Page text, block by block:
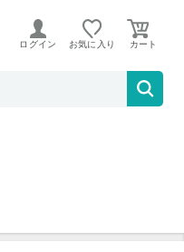
ログイン お気に入り
ーケース